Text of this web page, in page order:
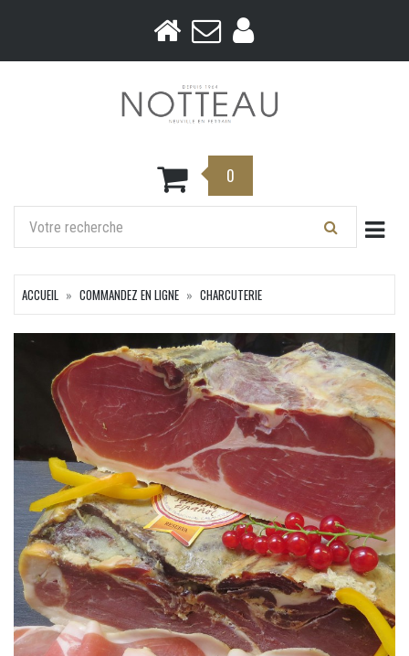
0
ACCUEIL COMMANDEZ EN LIGNE CHARCUTERIE